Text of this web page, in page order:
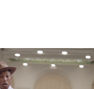
Altrecose
Mondiali calcio 2026